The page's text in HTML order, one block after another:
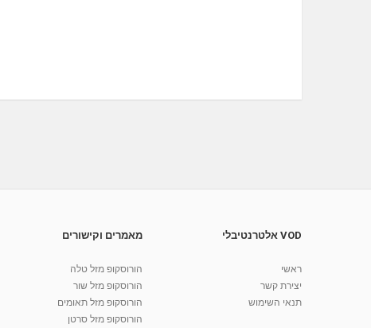
VOD אלטרנטיבלי
ראשי
יצירת קשר
תנאי השימוש
מאמרים וקישורים
הורוסקופ מזל טלה
הורוסקופ מזל שור
הורוסקופ מזל תאומים
הורוסקופ מזל סרטן